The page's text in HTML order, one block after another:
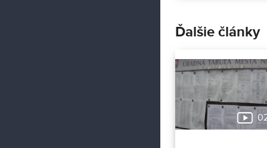
Ďalšie články